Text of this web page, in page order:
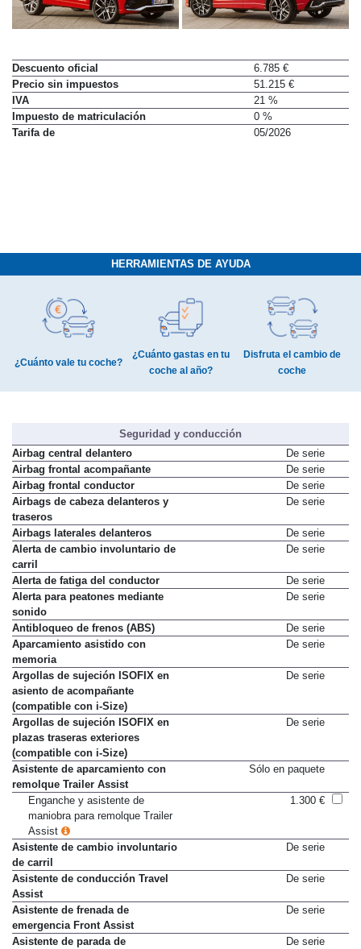
Descuento oficial
6.785 €
Precio sin impuestos
51.215 €
IVA
21 %
Impuesto de matriculación
0 %
Tarifa de
05/2026
HERRAMIENTAS DE AYUDA
¿Cuánto vale tu coche?
¿Cuánto gastas en tu
coche al año?
Disfruta el cambio de
coche
Seguridad y conducción
Airbag central delantero
De serie
Airbag frontal acompañante
De serie
Airbag frontal conductor
De serie
Airbags de cabeza delanteros y
traseros
De serie
Airbags laterales delanteros
De serie
Alerta de cambio involuntario de
carril
De serie
Alerta de fatiga del conductor
De serie
Alerta para peatones mediante
sonido
De serie
Antibloqueo de frenos (ABS)
De serie
Aparcamiento asistido con
memoria
De serie
Argollas de sujeción ISOFIX en
asiento de acompañante
(compatible con i-Size)
De serie
Argollas de sujeción ISOFIX en
plazas traseras exteriores
(compatible con i-Size)
De serie
Asistente de aparcamiento con
remolque Trailer Assist
Sólo en paquete
Enganche y asistente de
maniobra para remolque Trailer
Assist
1.300 €
Asistente de cambio involuntario
de carril
De serie
Asistente de conducción Travel
Assist
De serie
Asistente de frenada de
emergencia Front Assist
De serie
Asistente de parada de
De serie